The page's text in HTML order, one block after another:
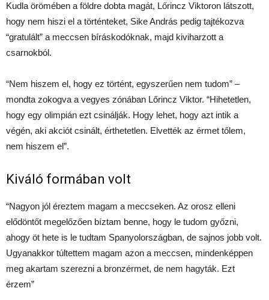
Kudla örömében a földre dobta magát, Lőrincz Viktoron látszott,
hogy nem hiszi el a történteket, Sike András pedig tajtékozva
“gratulált” a meccsen bíráskodóknak, majd kiviharzott a
csarnokból.
“Nem hiszem el, hogy ez történt, egyszerűen nem tudom” –
mondta zokogva a vegyes zónában Lőrincz Viktor. “Hihetetlen,
hogy egy olimpián ezt csinálják. Hogy lehet, hogy azt intik a
végén, aki akciót csinált, érthetetlen. Elvették az érmet tőlem,
nem hiszem el”.
Kiváló formában volt
“Nagyon jól éreztem magam a meccseken. Az orosz elleni
elődöntőt megelőzően bíztam benne, hogy le tudom győzni,
ahogy öt hete is le tudtam Spanyolországban, de sajnos jobb volt.
Ugyanakkor túltettem magam azon a meccsen, mindenképpen
meg akartam szerezni a bronzérmet, de nem hagyták. Ezt
érzem”